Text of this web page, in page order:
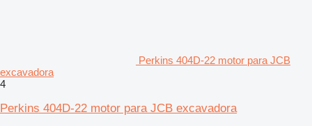
Perkins 404D-22 motor para JCB
excavadora
4
Perkins 404D-22 motor para JCB excavadora